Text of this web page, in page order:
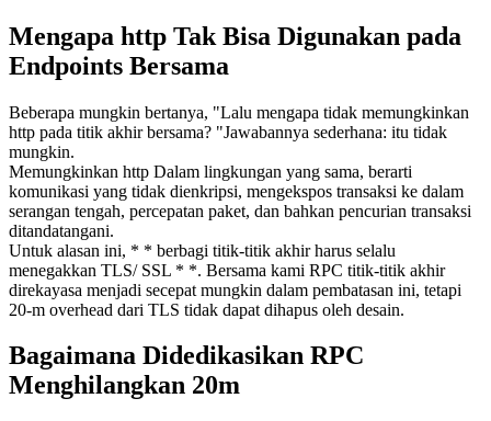
Mengapa http Tak Bisa Digunakan pada
Endpoints Bersama
Beberapa mungkin bertanya, "Lalu mengapa tidak memungkinkan
http pada titik akhir bersama? "Jawabannya sederhana: itu tidak
mungkin.
Memungkinkan http Dalam lingkungan yang sama, berarti
komunikasi yang tidak dienkripsi, mengekspos transaksi ke dalam
serangan tengah, percepatan paket, dan bahkan pencurian transaksi
ditandatangani.
Untuk alasan ini, * * berbagi titik-titik akhir harus selalu
menegakkan TLS/ SSL * *. Bersama kami RPC titik-titik akhir
direkayasa menjadi secepat mungkin dalam pembatasan ini, tetapi
20-m overhead dari TLS tidak dapat dihapus oleh desain.
Bagaimana Didedikasikan RPC
Menghilangkan 20m